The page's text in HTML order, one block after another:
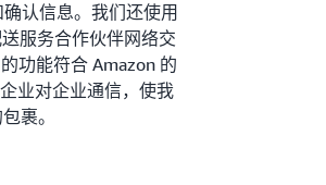
认信息。我们还使用
服务合作伙伴网络交
功能符合 Amazon 的
业对企业通信，使我
裹。